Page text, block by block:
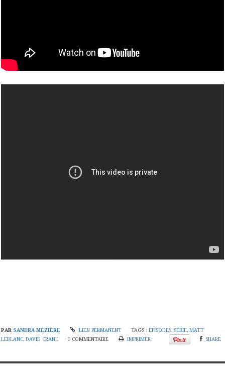
PAR SANDRA MÉZIÈRE LIEN PERMANENT TAGS :EPISODES, SÉRIE,MATT
LEBLANC, DAVID CRANE 0 COMMENTAIRE IMPRIMER SHARE